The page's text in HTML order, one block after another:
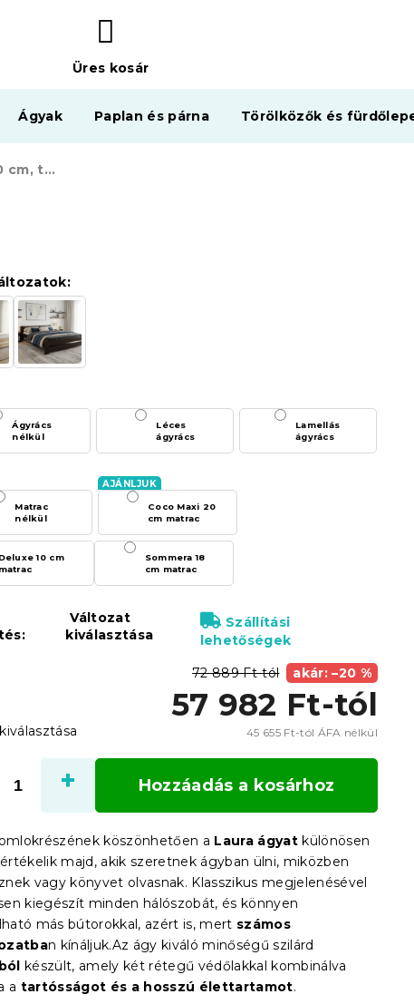
KOSÁR
Üres kosár
Ágyak Paplan és párna Törölközők és
Laura ágy 180x200 cm, tölgyfa
72 889 Ft-tól akár: –20 %
57 982 Ft-tól
45 655 Ft-tól ÁFA nélkül
Ágyrács
nélkül
Léces
ágyrács
Lamellás
ágyrács
Matrac
nélkül
Coco Maxi 20
cm matrac
Deluxe 10 cm
matrac
Sommera 18
cm matrac
Változat
kiválasztása
Szállítási
lehetőségek
Hozzáadás a kosárhoz
köszönhetően a Laura ágyat különösen
majd, akik szeretnek ágyban ülni, miközben
vagy könyvet olvasnak. Klasszikus megjelenésével
kiegészít minden hálószobát, és könnyen
más bútorokkal, azért is, mert számos
n kínáljuk.Az ágy kiváló minőségű szilárd
készült, amely két rétegű védőlakkal kombinálva
a tartósságot és a hosszú élettartamot.